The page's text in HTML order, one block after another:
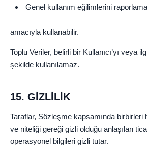
Genel kullanım eğilimlerini
amacıyla kullanabilir.
Toplu Veriler, belirli bir Kullanıcı’yı veya
şekilde kullanılamaz.
15. GİZLİLİK
Taraflar, Sözleşme kapsamında birbirleri
ve niteliği gereği gizli olduğu anlaşılan
operasyonel bilgileri gizli tutar.